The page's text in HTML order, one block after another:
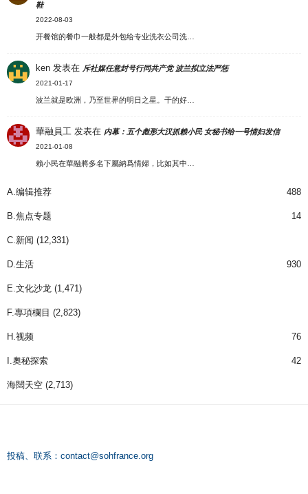
鞋
2022-08-03
开餐馆的餐巾一般都是外包给专业洗衣公司洗…
ken 发表在 斥社媒任意封号行同共产党 波兰拟立法严惩
2021-01-17
波兰就是欧洲，乃至世界的明日之星。干的好…
華融員工 发表在 内幕：五个彪形大汉抓赖小民 女秘书给一号情妇发信
2021-01-08
賴小民在華融將多名下屬納爲情婦，比如其中…
A.编辑推荐 488
B.焦点专题 14
C.新闻 (12,331)
D.生活 930
E.文化沙龙 (1,471)
F.專項欄目 (2,823)
H.视频 76
I.奧秘探索 42
海闊天空 (2,713)
投稿、联系： contact@sohfrance.org